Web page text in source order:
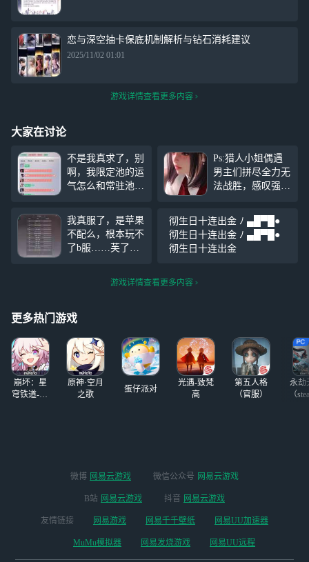
恋与深空抽卡保底机制解析与钻石消耗建议
2025/11/02 01:01
游戏详情查看更多内容
大家在讨论
不是我真求了，别
啊，我限定池的运
气怎么和常驻池转
是从来都是保底的
吗，现在怎么全都
提前金加连金，这
次混池我是第一次
Ps:猎人小姐偶遇
男主们拼尽全力无
法战胜，感叹强者
是我捏完了脸，发
现萌妹变病病的
了。。。有点黑化
的味儿。。。 S
我真服了，是苹果
不配么，根本玩不
了b服……芙了。
玩，，，为什么应
用商店没有b服啊
服的号真的比我官
十连三金了…然后
官服重开小号，都
只能吃保底。
芙
彻生日十连出金 ﾉ ▄█▀█●
彻生日十连出金 ﾉ ▄█▀█●
彻生日十连出金
游戏详情查看更多内容
更多热门游戏
崩坏：星
穹铁道-4.4
原神·空月
之歌
蛋仔派对
光遇-致梵
高
第五人格
（官服）
永劫
（
微博 网易云游戏 微信公众号 网易云游戏
B站 网易云游戏 抖音 网易云游戏
友情链接 网易游戏 网易千千壁纸 网易UU加速器
MuMu模拟器 网易发烧游戏 网易UU远程